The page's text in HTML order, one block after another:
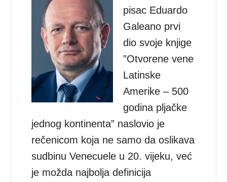
pisac Eduardo
Galeano prvi
dio svoje knjige
”Otvorene vene
Latinske
Amerike – 500
godina pljačke
jednog kontinenta” naslovio je
rečenicom koja ne samo da oslikava
sudbinu Venecuele u 20. vijeku, već
je možda najbolja definicija